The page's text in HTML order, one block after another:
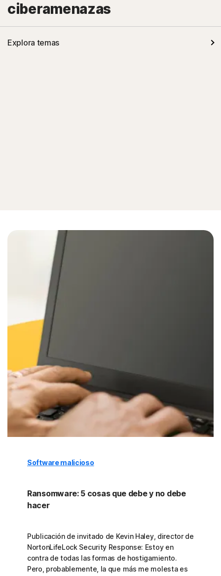
ciberamenazas
Explora temas
Software malicioso
Ransomware: 5 cosas que debe y no debe
hacer
Publicación de invitado de Kevin Haley, director de
NortonLifeLock Security Response: Estoy en
contra de todas las formas de hostigamiento.
Pero, probablemente, la que más me molesta es